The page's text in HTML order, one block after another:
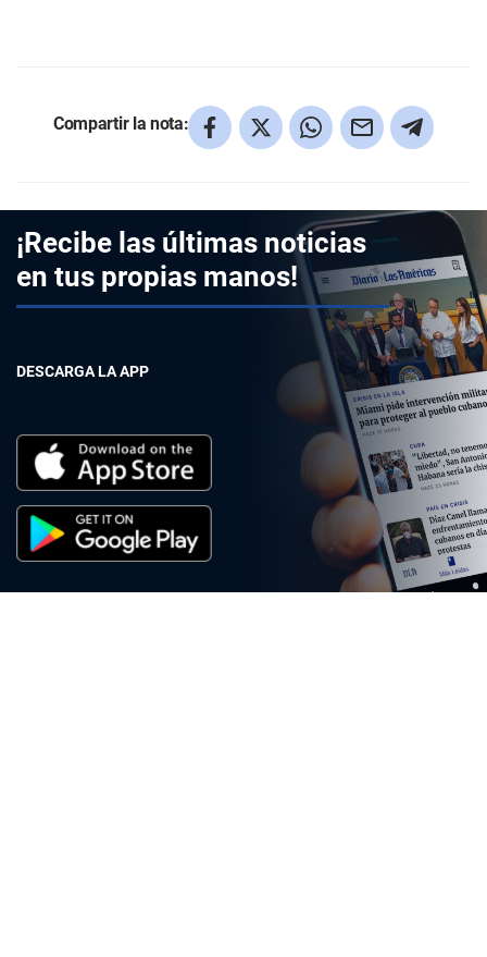
Compartir la nota:
¡Recibe las últimas noticias
en tus propias manos!
DESCARGA LA APP